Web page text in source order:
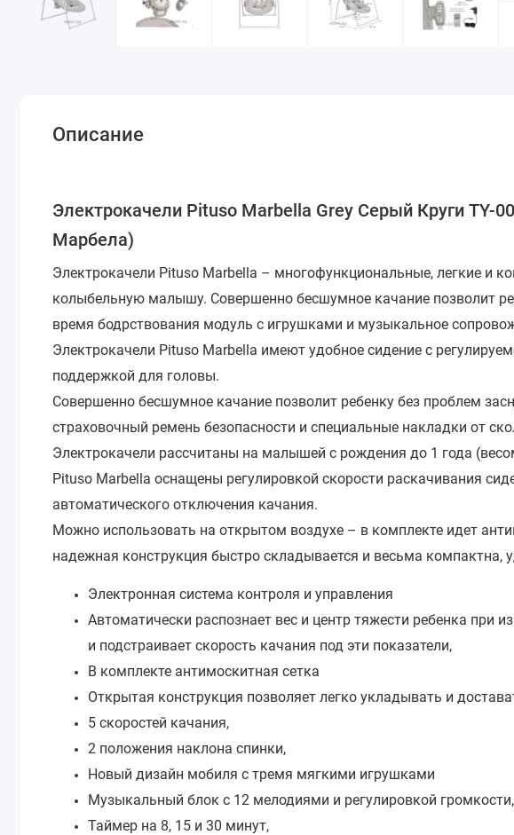
Описание
Электрокачели Pituso Marbella Grey Серый Круги TY-
Марбела)
Электрокачели Pituso Marbella – многофункциональные, легкие и
колыбельную малышу. Совершенно бесшумное качание позволит
время бодрствования модуль с игрушками и музыкальное
Электрокачели Pituso Marbella имеют удобное сидение с
поддержкой для головы.
Совершенно бесшумное качание позволит ребенку без проблем
страховочный ремень безопасности и специальные накладки от
Электрокачели рассчитаны на малышей с рождения до 1 года
Pituso Marbella оснащены регулировкой скорости раскачивания
автоматического отключения качания.
Можно использовать на открытом воздухе – в комплекте идет
надежная конструкция быстро складывается и весьма компактна,
Электронная система контроля и управления
Автоматически распознает вес и центр тяжести ребенка при
и подстраивает скорость качания под эти показатели,
В комплекте антимоскитная сетка
Открытая конструкция позволяет легко укладывать и
5 скоростей качания,
2 положения наклона спинки,
Новый дизайн мобиля с тремя мягкими игрушками
Музыкальный блок с 12 мелодиями и регулировкой громкости,
Таймер на 8, 15 и 30 минут,